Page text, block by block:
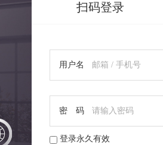
扫码登录
用户名
密 码
登录永久有效